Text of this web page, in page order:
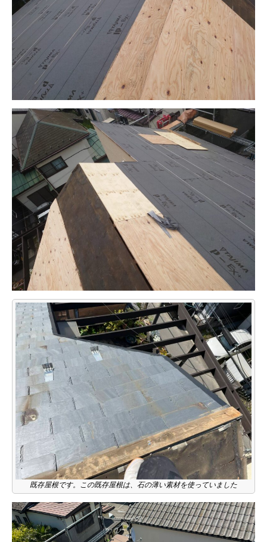
既存屋根です。この既存屋根は、石の薄い素材を使っていました